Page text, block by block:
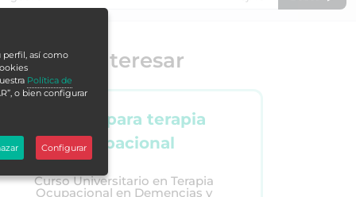
puede interesar
Cursos para terapia
ocupacional
Curso Universitario en Terapia
Ocupacional en Demencias y
perfil, así como
Política de
o bien configurar
Configurar